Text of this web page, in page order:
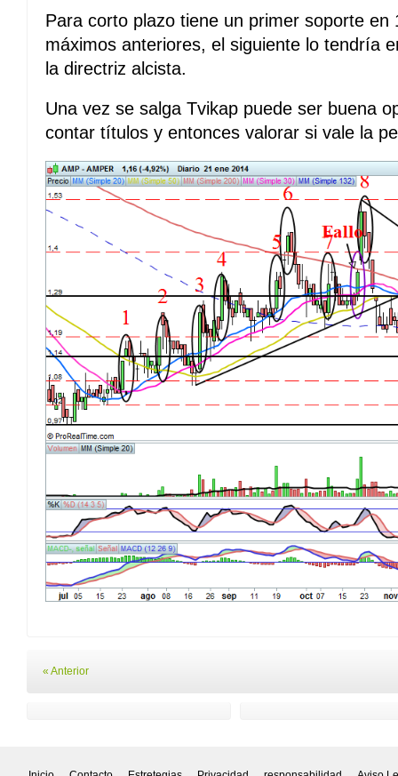
Para corto plazo tiene un primer soporte en
máximos anteriores, el siguiente lo tendría
la directriz alcista.
Una vez se salga Tvikap puede ser buena
contar títulos y entonces valorar si vale la
« Anterior